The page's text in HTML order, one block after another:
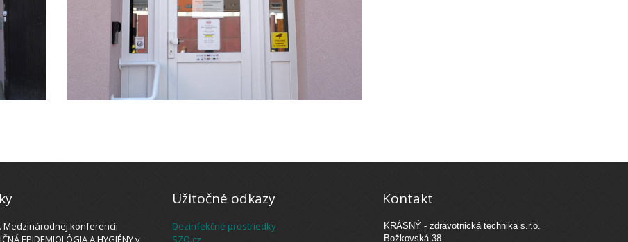
Medzinárodnej konferencii
EPIDEMIOLÓGIA A HYGIÉNY v
Užitočné odkazy
Dezinfekčné prostriedky
SZO.cz
Kontakt
KRÁSNÝ - zdravotnická technika s.r.o.
Božkovská 38